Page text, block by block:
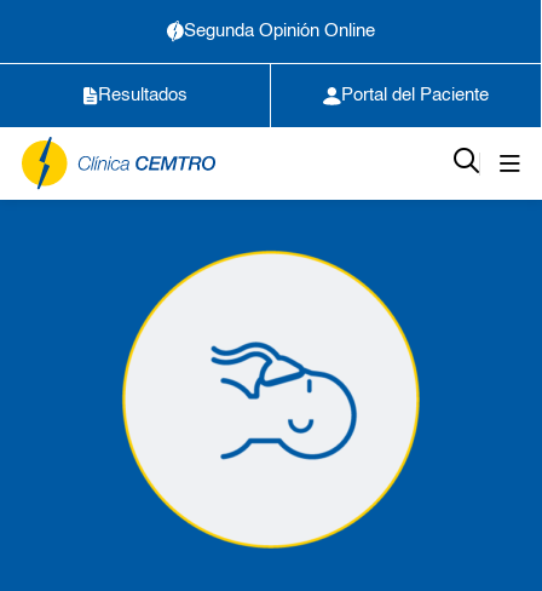
Segunda Opinión Online
Resultados Portal del Paciente